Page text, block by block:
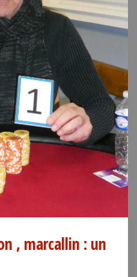
, marcallin : un